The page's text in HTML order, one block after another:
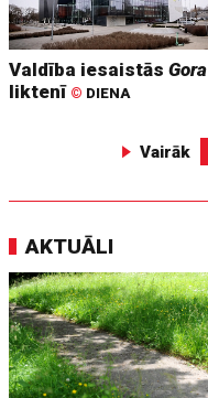
Valdība iesaistāsGora
liktenī © DIENA
Vairāk
AKTUĀLI